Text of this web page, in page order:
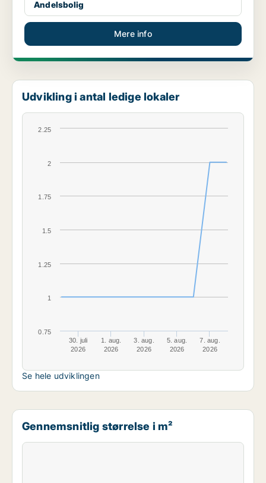
Andelsbolig
Mere info
Udvikling i antal ledige lokaler
30. juli
2026
1. aug.
2026
3. aug.
2026
5. aug.
2026
7. aug.
2026
1
2
0.75
1.25
1.5
1.75
2.25
Se hele udviklingen
Gennemsnitlig størrelse i m²